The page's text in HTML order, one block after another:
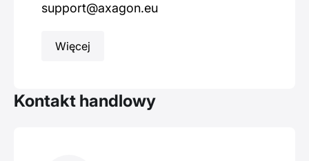
support@axagon.eu
Więcej
Kontakt handlowy